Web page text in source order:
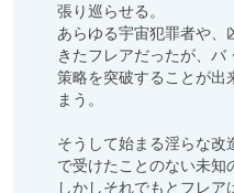
張り巡らせる。
あらゆる宇宙犯罪者や、
きたフレアだったが、バ
策略を突破することが出
まう。
そうして始まる淫らな改
で受けたことのない未知
しかしそれでもとフレア